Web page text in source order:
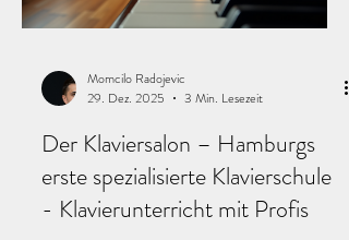
Momcilo Radojevic
29. Dez. 2025
3 Min. Lesezeit
Der Klaviersalon – Hamburgs
erste spezialisierte Klavierschule
- Klavierunterricht mit Profis